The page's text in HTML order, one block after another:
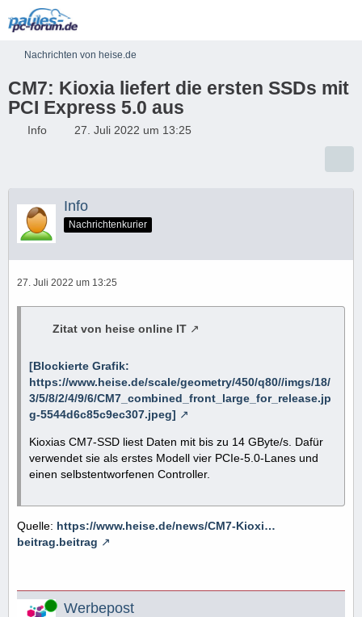
Nachrichten von heise.de
CM7: Kioxia liefert die ersten SSDs mit
PCI Express 5.0 aus
Info 27. Juli 2022 um 13:25
Info
Nachrichtenkurier
27. Juli 2022 um 13:25
Zitat von heise online IT
[Blockierte Grafik:
https://www.heise.de/scale/geometry/450/q80//imgs/18/
3/5/8/2/4/9/6/CM7_combined_front_large_for_release.jp
g-5544d6c85c9ec307.jpeg]
Kioxias CM7-SSD liest Daten mit bis zu 14 GByte/s. Dafür
verwendet sie als erstes Modell vier PCIe-5.0-Lanes und
einen selbstentworfenen Controller.
Quelle: https://www.heise.de/news/CM7-Kioxi…
beitrag.beitrag
Online Werbepost